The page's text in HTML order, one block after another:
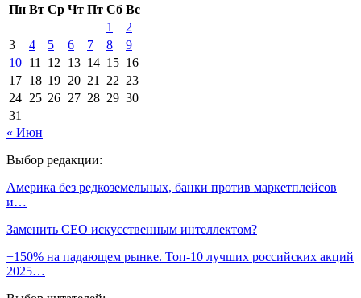
Пн Вт Ср Чт Пт Сб Вс
1
2
3
4 5 6 7 8
9
10 11 12 13 14 15 16
17 18 19 20 21 22 23
24 25 26 27 28 29 30
31
« Июн
Выбор редакции:
Америка без редкоземельных, банки против маркетплейсов
и…
Заменить CEO искусственным интеллектом?
+150% на падающем рынке. Топ-10 лучших российских акций
2025…